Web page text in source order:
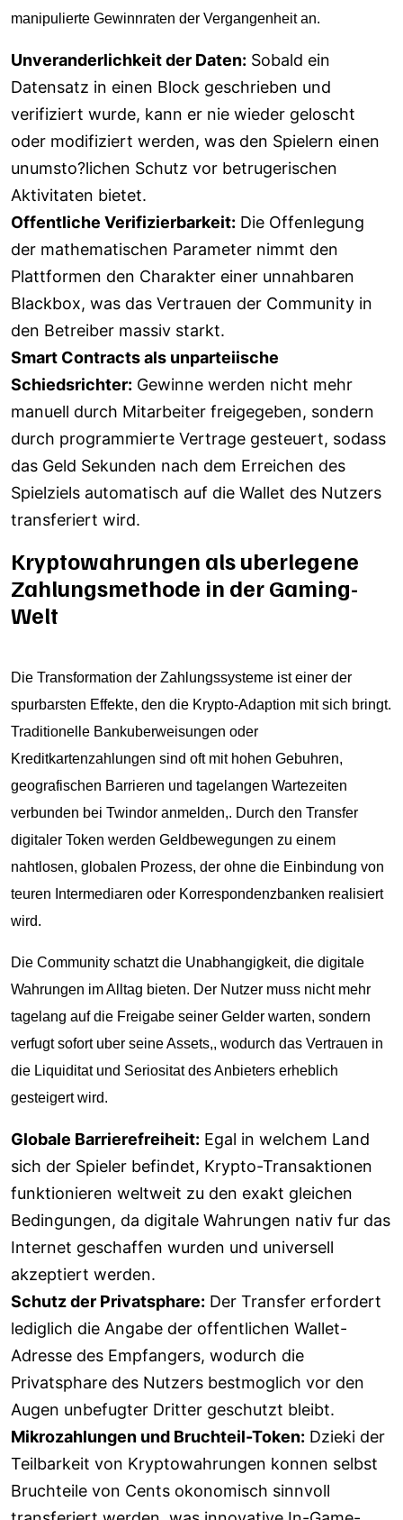
manipulierte Gewinnraten der Vergangenheit an.
Unveranderlichkeit der Daten: Sobald ein
Datensatz in einen Block geschrieben und
verifiziert wurde, kann er nie wieder geloscht
oder modifiziert werden, was den Spielern einen
unumsto?lichen Schutz vor betrugerischen
Aktivitaten bietet.
Offentliche Verifizierbarkeit: Die Offenlegung
der mathematischen Parameter nimmt den
Plattformen den Charakter einer unnahbaren
Blackbox, was das Vertrauen der Community in
den Betreiber massiv starkt.
Smart Contracts als unparteiische
Schiedsrichter: Gewinne werden nicht mehr
manuell durch Mitarbeiter freigegeben, sondern
durch programmierte Vertrage gesteuert, sodass
das Geld Sekunden nach dem Erreichen des
Spielziels automatisch auf die Wallet des Nutzers
transferiert wird.
Kryptowahrungen als uberlegene
Zahlungsmethode in der Gaming-
Welt
Die Transformation der Zahlungssysteme ist einer der
spurbarsten Effekte, den die Krypto-Adaption mit sich bringt.
Traditionelle Bankuberweisungen oder
Kreditkartenzahlungen sind oft mit hohen Gebuhren,
geografischen Barrieren und tagelangen Wartezeiten
verbunden bei Twindor anmelden,. Durch den Transfer
digitaler Token werden Geldbewegungen zu einem
nahtlosen, globalen Prozess, der ohne die Einbindung von
teuren Intermediaren oder Korrespondenzbanken realisiert
wird.
Die Community schatzt die Unabhangigkeit, die digitale
Wahrungen im Alltag bieten. Der Nutzer muss nicht mehr
tagelang auf die Freigabe seiner Gelder warten, sondern
verfugt sofort uber seine Assets,, wodurch das Vertrauen in
die Liquiditat und Seriositat des Anbieters erheblich
gesteigert wird.
Globale Barrierefreiheit: Egal in welchem Land
sich der Spieler befindet, Krypto-Transaktionen
funktionieren weltweit zu den exakt gleichen
Bedingungen, da digitale Wahrungen nativ fur das
Internet geschaffen wurden und universell
akzeptiert werden.
Schutz der Privatsphare: Der Transfer erfordert
lediglich die Angabe der offentlichen Wallet-
Adresse des Empfangers, wodurch die
Privatsphare des Nutzers bestmoglich vor den
Augen unbefugter Dritter geschutzt bleibt.
Mikrozahlungen und Bruchteil-Token: Dzieki der
Teilbarkeit von Kryptowahrungen konnen selbst
Bruchteile von Cents okonomisch sinnvoll